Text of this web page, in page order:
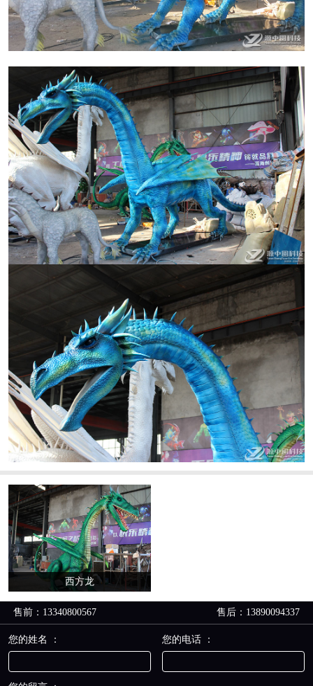
西方龙
售前：13340800567 售后：13890094337
您的姓名 ： 您的电话 ：